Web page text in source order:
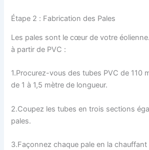
Étape 2 : Fabrication des Pales
Les pales sont le cœur de votre
à partir de PVC :
1.Procurez-vous des tubes PVC de 110
de 1 à 1,5 mètre de longueur.
2.Coupez les tubes en trois sections
pales.
3.Façonnez chaque pale en la